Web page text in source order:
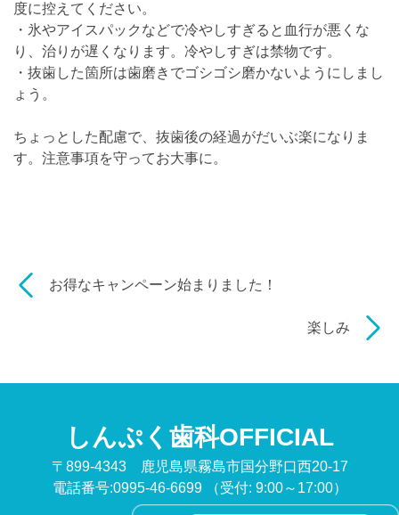
度に控えてください。
・氷やアイスパックなどで冷やしすぎると血行が悪くな
り、治りが遅くなります。冷やしすぎは禁物です。
・抜歯した箇所は歯磨きでゴシゴシ磨かないようにしまし
ょう。
ちょっとした配慮で、抜歯後の経過がだいぶ楽になりま
す。注意事項を守ってお大事に。
お得なキャンペーン始まりました！
楽しみ
しんぷく歯科OFFICIAL
〒899-4343 鹿児島県霧島市国分野口西20-17
電話番号:0995-46-6699
（受付: 9:00～17:00）